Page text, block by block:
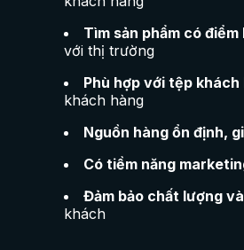
Tìm sản phẩm có
với thị trường
Phù hợp với tệp
khách hàng
Nguồn hàng ổn định,
Có tiềm năng
Đảm bảo chất lượng
khách